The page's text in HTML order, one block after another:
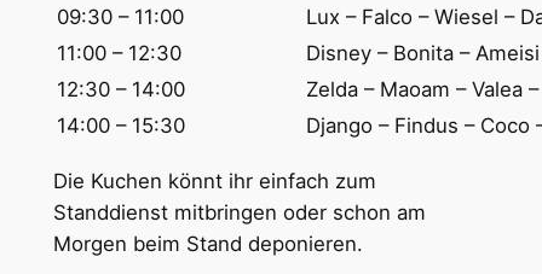
09:30 – 11:00
Lux – Falco – Wiesel –
11:00 – 12:30
Disney – Bonita –
12:30 – 14:00
Zelda – Maoam – Valea
14:00 – 15:30
Django – Findus – Coco
Die Kuchen könnt ihr einfach zum
Standdienst mitbringen oder schon am
Morgen beim Stand deponieren.